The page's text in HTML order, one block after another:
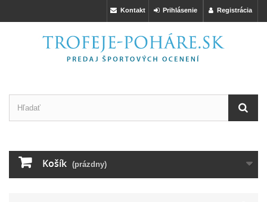
Registrácia
Prihlásenie
Kontakt
Košík (prázdny)